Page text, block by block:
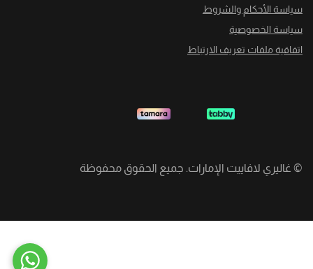
سياسة الأحكام والشروط
سياسة الخصوصية
اتفاقية ملفات تعريف الارتباط
© غاليري لافاييت الإمارات. جميع الحقوق محفوظة